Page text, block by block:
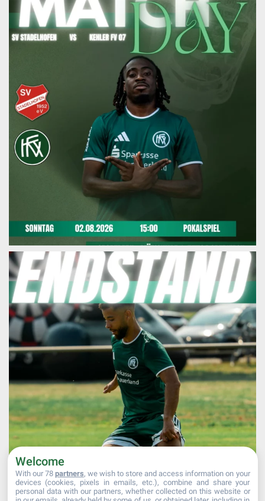
Welcome
With our 78 partners, we wish to store and access information on your
devices (cookies, pixels in emails, etc.), combine and share your
personal data with our partners, whether collected on this website or